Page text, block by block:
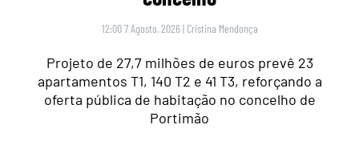
12:00 7 Agosto, 2026 | Cristina Mendonça
Projeto de 27,7 milhões de euros prevê 23
apartamentos T1, 140 T2 e 41 T3, reforçando a
oferta pública de habitação no concelho de
Portimão